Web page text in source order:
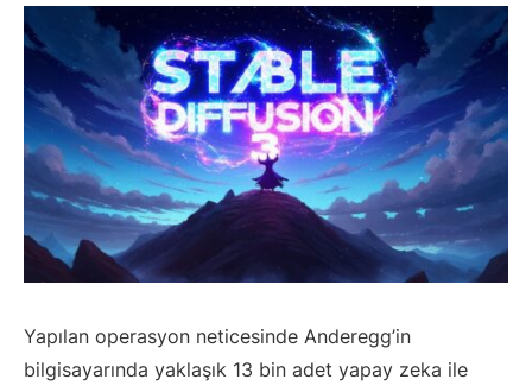
Yapılan operasyon neticesinde Anderegg’in
bilgisayarında yaklaşık 13 bin adet yapay zeka ile